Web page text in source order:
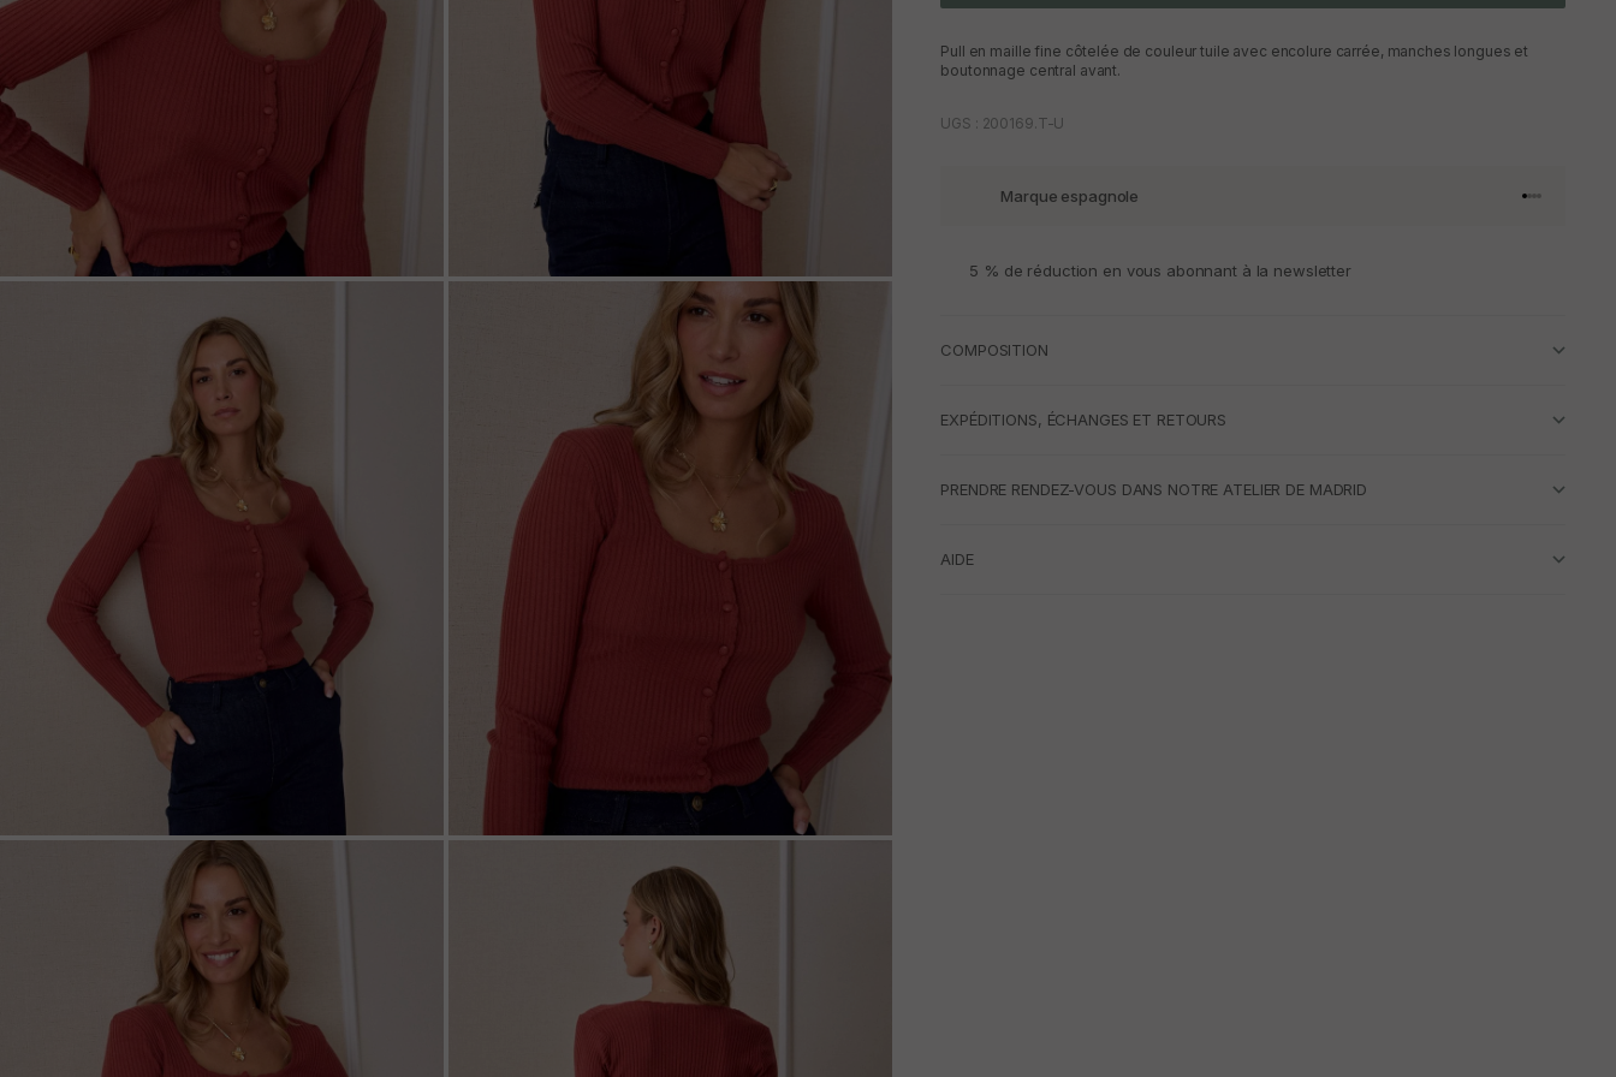
Pull en maille fine côtelée de couleur tuile avec encolure carrée, manches longues et
boutonnage central avant.
UGS : 200169.T-U
Marque espagnole Aller à
Aller à
Aller à
Aller à
5 % de réduction en vous abonnant à la newsletter
COMPOSITION
EXPÉDITIONS, ÉCHANGES ET RETOURS
PRENDRE RENDEZ-VOUS DANS NOTRE ATELIER DE MADRID
AIDE